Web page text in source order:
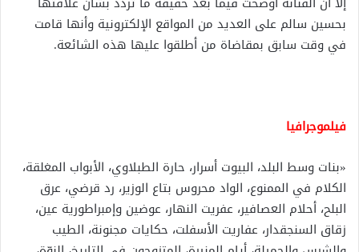
بحسين سالم على العديد من المواقع الإلكترونية وأنها قامت
في وقت سابق بمقاضاة من أطلقوا عليها هذه الشائعة.
فيلموجرافيا
«بنات وسط البلد، البيوت أسرار، حارة الطبلاوي، الأبواب المغلقة،
الكلام في الممنوع، الواد محروس بتاع الوزير، رد قرضي، عرق
البلح، أحلام العصافير، عفريت النهار، عوضين وإمبراطورية عين،
زقاق السنجقدار، عفاريت الأسفلت، حكايات مجنونة، الطيب